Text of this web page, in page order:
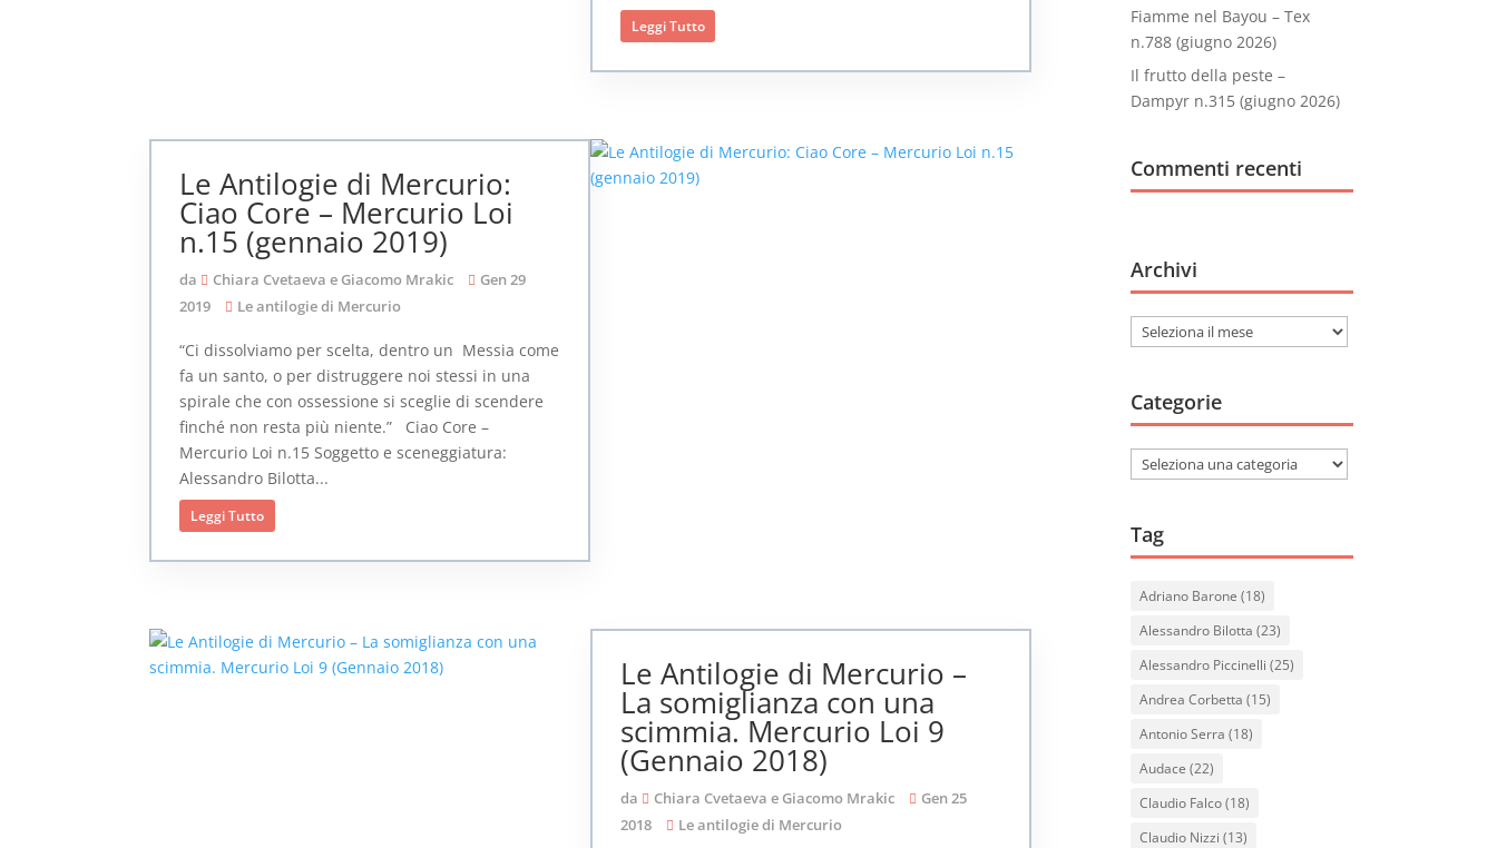
Leggi Tutto
Le Antilogie di Mercurio:
Ciao Core – Mercurio Loi
n.15 (gennaio 2019)
da Chiara Cvetaeva e Giacomo Mrakic
Gen 29
2019
Le antilogie di Mercurio
“Ci dissolviamo per scelta, dentro un Messia come
fa un santo, o per distruggere noi stessi in una
spirale che con ossessione si sceglie di scendere
finché non resta più niente.” Ciao Core –
Mercurio Loi n.15 Soggetto e sceneggiatura:
Alessandro Bilotta...
Leggi Tutto
Le Antilogie di Mercurio –
La somiglianza con una
scimmia. Mercurio Loi 9
(Gennaio 2018)
da Chiara Cvetaeva e Giacomo Mrakic
Gen 25
2018
Le antilogie di Mercurio
Fiamme nel Bayou – Tex
n.788 (giugno 2026)
Il frutto della peste –
Dampyr n.315 (giugno 2026)
Commenti recenti
Archivi
Archivi
Categorie
Categorie
Tag
Adriano Barone (18)
Alessandro Bilotta (23)
Alessandro Piccinelli (25)
Andrea Corbetta (15)
Antonio Serra (18)
Audace (22)
Claudio Falco(18)
Claudio Nizzi (13)